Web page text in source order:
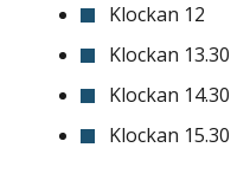
Klockan 12
Klockan 13.30
Klockan 14.30
Klockan 15.30